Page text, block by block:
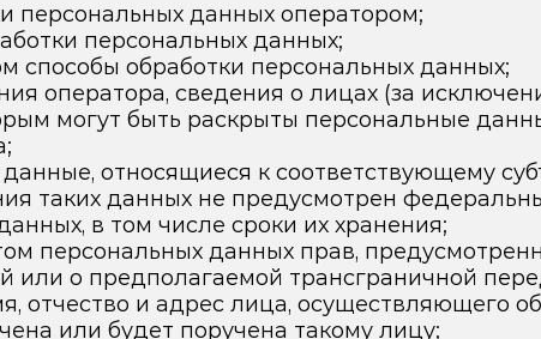
персональных данных оператором;
персональных данных;
способы обработки персональных данных;
оператора, сведения о лицах (за
могут быть раскрыты персональные
относящиеся к соответствующему
таких данных не предусмотрен
в том числе сроки их хранения;
персональных данных прав,
о предполагаемой трансграничной
отчество и адрес лица, осуществляющего
или будет поручена такому лицу;